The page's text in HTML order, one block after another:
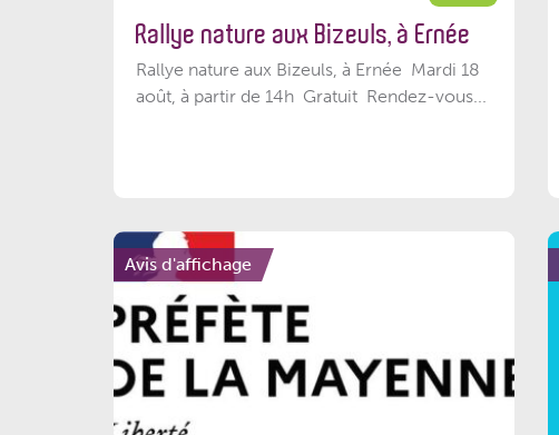
Rallye nature aux Bizeuls, à Ernée
Rallye nature aux Bizeuls, à Ernée Mardi 18
août, à partir de 14h Gratuit Rendez-vous...
Avis d'affichage